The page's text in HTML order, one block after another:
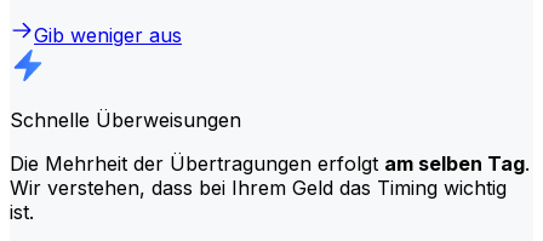
Gib weniger aus
Schnelle Überweisungen
Die Mehrheit der Übertragungen erfolgt am selben Tag.
Wir verstehen, dass bei Ihrem Geld das Timing wichtig
ist.